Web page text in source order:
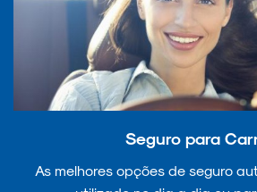
Seguro para
As melhores opções de seguro